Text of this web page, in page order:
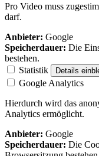
Pro Video muss
darf.
Anbieter: Google
Speicherdauer: Die
bestehen.
Statistik
Details
Google Analytics
Hierdurch wird das
Analytics ermöglicht.
Anbieter: Google
Speicherdauer: Die